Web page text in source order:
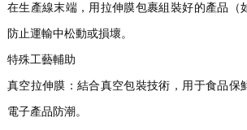
在生產線末端，用拉伸膜包裹組裝好的產品（
防止運輸中松動或損壞。
特殊工藝輔助
真空拉伸膜：結合真空包裝技術，用于食品保
電子產品防潮。